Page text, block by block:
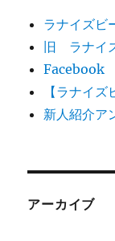
ラナイズビ
旧 ラナイ
Facebook
【ラナイ
新人紹介ア
アーカイブ